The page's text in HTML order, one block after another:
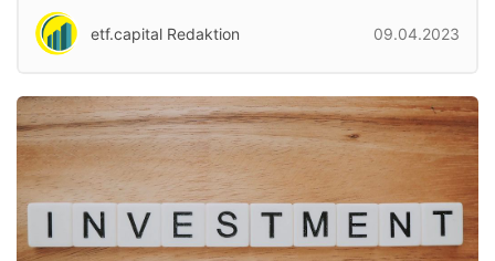
etf.capital Redaktion 09.04.2023